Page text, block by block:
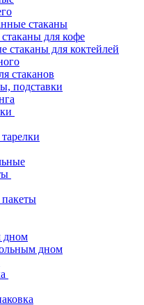
стаканы
для кофе
стаканы для коктейлей
стаканов
подставки
дном
дном